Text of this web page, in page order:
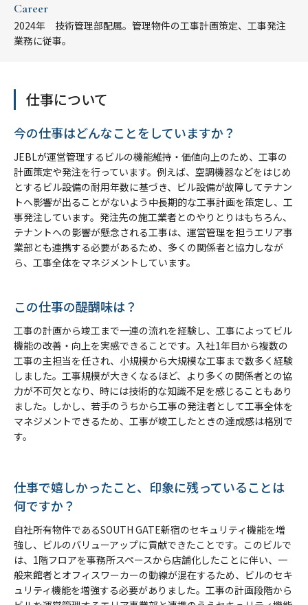
Career
2024年 技術管理部配属。管理物件の工事計画策定、工事発注
業務に従事。
仕事について
今の仕事はどんなことをしていますか？
JEBLが運営管理するビルの機能維持・価値向上のため、工事の
計画策定や発注を行っています。例えば、空調機器などをはじめ
とするビル設備の耐用年数に基づき、ビル設備が故障してテナン
トへ影響が出ることがないよう中長期的な工事計画を策定し、工
事発注しています。発注先の施工業者とのやりとりはもちろん、
テナントへの影響が懸念される工事は、運営管理を担うエリア事
業部とも連携する必要があるため、多くの関係者と協力しなが
ら、工事全体をマネジメントしています。
この仕事の醍醐味は？
工事の計画から竣工まで一連の流れを経験し、工事によってビル
機能の改善・向上を実感できることです。入社1年目から複数の
工事の主担当を任され、小規模から大規模な工事まで数多く経験
しました。工事規模が大きくなるほど、より多くの関係者との協
力が不可欠となり、時には技術的な知識不足を感じることもあり
ました。しかし、若手のうちから工事の発注者として工事全体を
マネジメントできるため、工事が竣工したときの達成感は格別で
す。
仕事で嬉しかったこと、印象に残っていることは
何ですか？
自社所有物件であるSOUTH GATE新宿のセキュリティ機能を増
強し、ビルのバリューアップに貢献できたことです。このビルで
は、1階フロアを事務所スペースから店舗化したことに伴い、一
般来館者とオフィスワーカーの動線が混在するため、ビルのセキ
ュリティ機能を増強する必要がありました。工事の計画段階から